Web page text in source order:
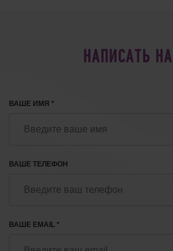
НАПИСАТЬ
ВАШЕ ИМЯ *
ВАШЕ ТЕЛЕФОН
ВАШЕ EMAIL *